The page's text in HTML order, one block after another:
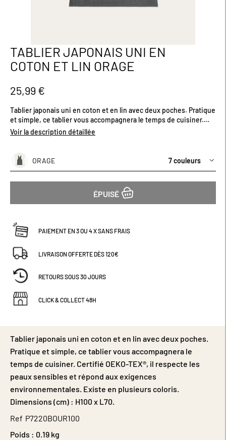
Passer
au
début
la
Galerie
d’images
TABLIER JAPONAIS UNI EN
COTON ET LIN ORAGE
25,99 €
Tablier japonais uni en coton et en lin avec deux poches. Pratique
et simple, ce tablier vous accompagnera le temps de cuisiner.
Certifié OEKO-TEX®, il respecte les peaux sensibles et répond
aux exigences environnementales. Existe en plusieurs coloris.
Voir la description détaillée
ORAGE 7 couleurs
ÉPUISÉ
PAIEMENT EN 3 OU 4 X SANS FRAIS
LIVRAISON OFFERTE DÈS 120€
RETOURS SOUS 30 JOURS
CLICK & COLLECT 48H
Tablier japonais uni en coton et en lin avec deux poches.
Pratique et simple, ce tablier vous accompagnera le
temps de cuisiner. Certifié OEKO-TEX®, il respecte les
peaux sensibles et répond aux exigences
environnementales. Existe en plusieurs coloris.
Dimensions (cm) : H100 x L70.
Ref P7220BOUR100
Poids : 0.19 kg